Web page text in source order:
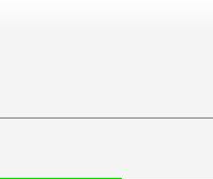
ogólnych
zł), z kolei w II
głównych progów
1 000 000 zł –
zł są opodatkowane